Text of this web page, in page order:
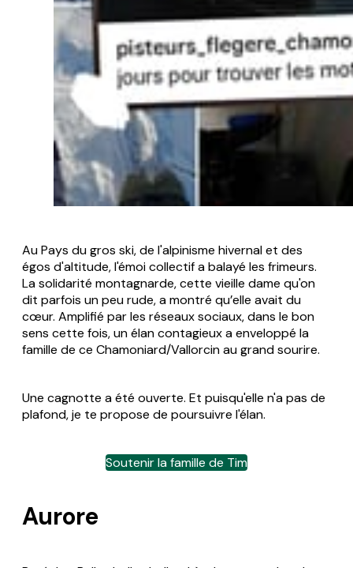
Au Pays du gros ski, de l'alpinisme hivernal et des
égos d'altitude, l'émoi collectif a balayé les frimeurs.
La solidarité montagnarde, cette vieille dame qu'on
dit parfois un peu rude, a montré qu’elle avait du
cœur. Amplifié par les réseaux sociaux, dans le bon
sens cette fois, un élan contagieux a enveloppé la
famille de ce Chamoniard/Vallorcin au grand sourire.
Une cagnotte a été ouverte. Et puisqu'elle n'a pas de
plafond, je te propose de poursuivre l'élan.
Soutenir la famille de Tim
Aurore